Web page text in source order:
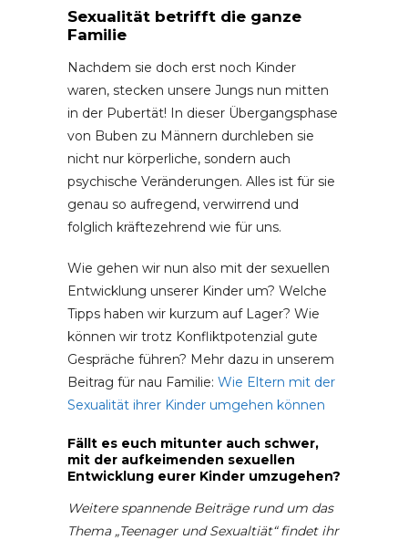
Sexualität betrifft die ganze
Familie
Nachdem sie doch erst noch Kinder
waren, stecken unsere Jungs nun mitten
in der Pubertät! In dieser Übergangsphase
von Buben zu Männern durchleben sie
nicht nur körperliche, sondern auch
psychische Veränderungen. Alles ist für sie
genau so aufregend, verwirrend und
folglich kräftezehrend wie für uns.
Wie gehen wir nun also mit der sexuellen
Entwicklung unserer Kinder um? Welche
Tipps haben wir kurzum auf Lager? Wie
können wir trotz Konfliktpotenzial gute
Gespräche führen? Mehr dazu in unserem
Beitrag für nau Familie: Wie Eltern mit der
Sexualität ihrer Kinder umgehen können
Fällt es euch mitunter auch schwer,
mit der aufkeimenden sexuellen
Entwicklung eurer Kinder umzugehen?
Weitere spannende Beiträge rund um das
Thema „Teenager und Sexualtiät“ findet ihr